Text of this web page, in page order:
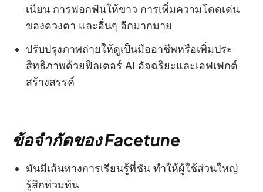
เนียน การฟอกฟันให้ขาว การเพิ่มความโดดเด่น
ของดวงตา และอื่นๆ อีกมากมาย
ปรับปรุงภาพถ่ายให้ดูเป็นมืออาชีพหรือเพิ่มประ
สิทธิภาพด้วยฟิลเตอร์ AI อัจฉริยะและเอฟเฟกต์
สร้างสรรค์
ข้อจำกัดของ Facetune
มันมีเส้นทางการเรียนรู้ที่ชัน ทำให้ผู้ใช้ส่วนใหญ่
รู้สึกท่วมท้น